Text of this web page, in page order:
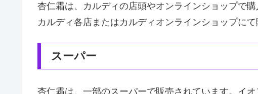
杏仁霜は、カルディの店頭やオンラインショップで
カルディ各店またはカルディオンラインショップにて
スーパー
杏仁霜は、一部のスーパーで販売されています。イ